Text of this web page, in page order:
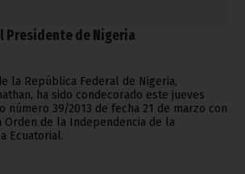
Presidente de Nigeria
la República Federal de Nigeria,
ha sido condecorado este jueves
número 39/2013 de fecha 21 de marzo con
Orden de la Independencia de la
Ecuatorial.